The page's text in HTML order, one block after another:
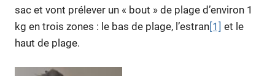
sac et vont prélever un « bout » de plage d’environ 1
kg en trois zones : le bas de plage, l’estran[1] et le
haut de plage.